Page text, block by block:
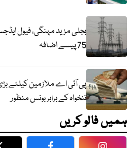
بجلی مزید مہنگی، فیول
75 پیسے اضافہ
پی آئی اے ملازمین کیلئے
تنخواہ کے برابر بونس منظور
ہمیں فالو کریں